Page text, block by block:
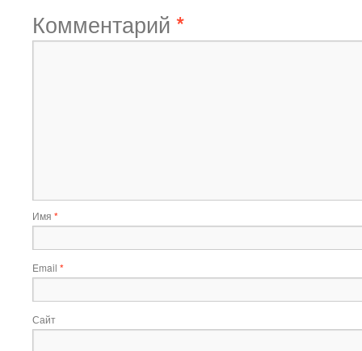
Комментарий *
Имя *
Email *
Сайт